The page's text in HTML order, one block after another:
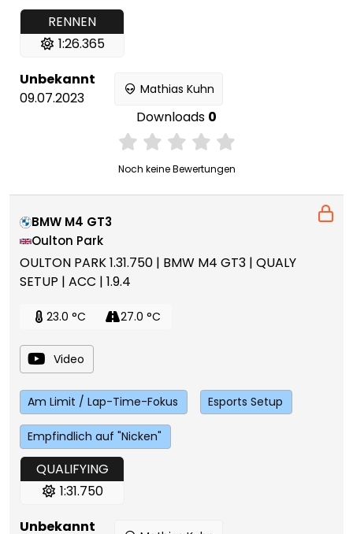
RENNEN
1:26.365
Unbekannt
09.07.2023
Mathias Kuhn
Downloads 0
Noch keine Bewertungen
BMW M4 GT3
Oulton Park
OULTON PARK 1.31.750 | BMW M4 GT3 | QUALY
SETUP | ACC | 1.9.4
23.0 °C 27.0 °C
Video
Am Limit / Lap-Time-Fokus Esports Setup
Empfindlich auf "Nicken"
QUALIFYING
1:31.750
Unbekannt